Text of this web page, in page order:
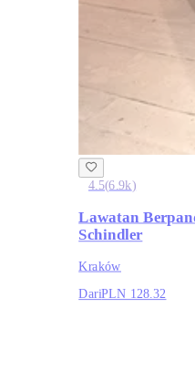
4.5(6.9k)
Lawatan
Schindler
Kraków
DariPLN 128.32